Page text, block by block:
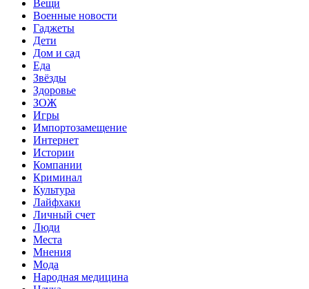
Вещи
Военные новости
Гаджеты
Дети
Дом и сад
Еда
Звёзды
Здоровье
ЗОЖ
Игры
Импортозамещение
Интернет
Истории
Компании
Криминал
Культура
Лайфхаки
Личный счет
Люди
Места
Мнения
Мода
Народная медицина